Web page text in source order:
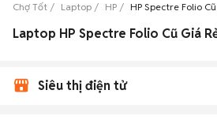
Chợ Tốt Laptop HP HP Spectre Folio Cũ
Siêu thị điện tử